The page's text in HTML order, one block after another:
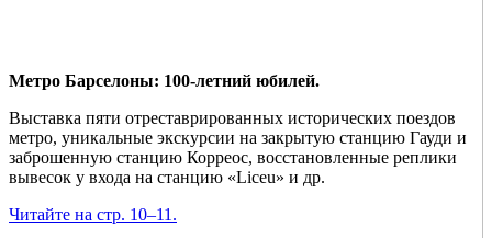
Метро Барселоны: 100-летний юбилей.
Выставка пяти отреставрированных исторических поездов
метро, уникальные экскурсии на закрытую станцию Гауди и
заброшенную станцию Корреос, восстановленные реплики
вывесок у входа на станцию «Liceu» и др.
Читайте на стр. 10–11.